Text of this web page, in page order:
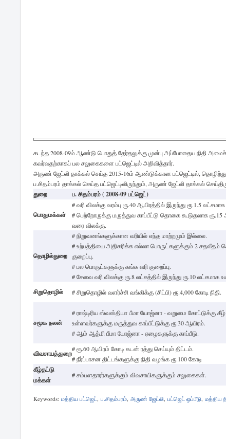
கடந்த 2008-09ம் ஆண்டு பொதுத் தேர்தலுக்கு முன்பு அப்போதைய நிதி
கவர்வதற்காகப் பல சலுகைகளை பட்ஜெட்டில் அறிவித்தார்.
அருண் ஜேட்லி தாக்கல் செய்த 2015-16ம் ஆண்டுக்கான பட்ஜெட்டில்,
ப.சிதம்பரம் தாக்கல் செய்த பட்ஜெட்டிலிருந்தும், அருண் ஜேட்லி தாக்கல்
துறை ப. சிதம்பரம் ( 2008-09 பட்ஜெட்)
பொதுமக்கள்
# வரி விலக்கு வரம்பு ரூ.40 ஆயிரத்தில் இருந்து ரூ.1.5 லட்சமாக
# பெற்றோருக்கு மருத்துவ காப்பீட்டு தொகை கூடுதலாக ரூ.15
வரை விலக்கு.
தொழில்துறை
# நிறுவனங்களுக்கான வரியில் எந்த மாற்றமும் இல்லை.
# உற்பத்தியை அதிகரிக்க எல்லா பொருட்களுக்கும் 2 சதவீதம்
குறைப்பு.
# பல பொருட்களுக்கு சுங்க வரி குறைப்பு.
# சேவை வரி விலக்கு ரூ.8 லட்சத்தில் இருந்து ரூ.10 லட்சமாக
சிறுதொழில் # சிறுதொழில் வளர்ச்சி வங்கிக்கு (சிட்பி) ரூ.4,000 கோடி நிதி.
சமூக நலன்
# ராஷ்டிரிய ஸ்வஸ்தியா பீமா யோஜ்னா - வறுமை கோட்டுக்கு கீழ்
உள்ளவர்களுக்கு மருத்துவ காப்பீட்டுக்கு ரூ.30 ஆயிரம்.
# ஆம் ஆத்மி பீமா யோஜ்னா - ஏழைகளுக்கு காப்பீடு.
விவசாயத்துறை
# ரூ.60 ஆயிரம் கோடி கடன் ரத்து செய்யும் திட்டம்.
# நீர்ப்பாசன திட்டங்களுக்கு நிதி வழங்க ரூ.100 கோடி
கீழ்தட்டு
மக்கள்
# சம்பளதாரர்களுக்கும் விவசாயிகளுக்கும் சலுகைகள்.
Keywords:மத்திய பட்ஜெட்,ப.சிதம்பரம்,அருண் ஜேட்லி,பட்ஜெட் ஒப்பீடு,மத்திய